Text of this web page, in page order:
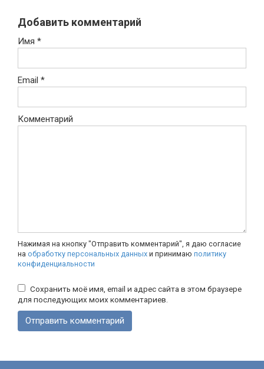
Добавить комментарий
Имя *
Email *
Комментарий
Нажимая на кнопку "Отправить комментарий", я даю согласие
на обработку персональных данных и принимаю политику
конфиденциальности
Сохранить моё имя, email и адрес сайта в этом браузере
для последующих моих комментариев.